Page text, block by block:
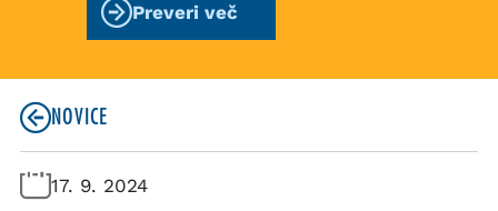
Preveri več
NOVICE
17. 9. 2024